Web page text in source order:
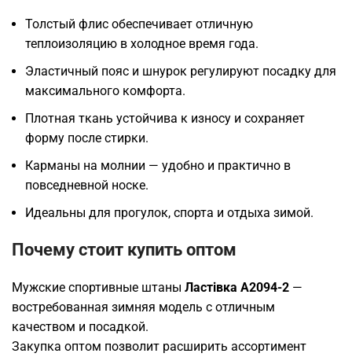
Толстый флис обеспечивает отличную
теплоизоляцию в холодное время года.
Эластичный пояс и шнурок регулируют посадку для
максимального комфорта.
Плотная ткань устойчива к износу и сохраняет
форму после стирки.
Карманы на молнии — удобно и практично в
повседневной носке.
Идеальны для прогулок, спорта и отдыха зимой.
Почему стоит купить оптом
Мужские спортивные штаны Ластівка A2094-2 —
востребованная зимняя модель с отличным
качеством и посадкой.
Закупка оптом позволит расширить ассортимент